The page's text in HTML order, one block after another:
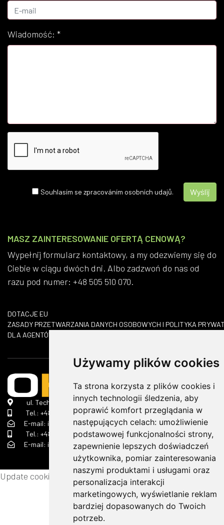
Używamy plików cookies
Ta strona korzysta z plików cookies i
innych technologii śledzenia, aby
poprawić komfort przeglądania w
następujących celach: umożliwienie
podstawowej funkcjonalności strony,
zapewnienie lepszych doświadczeń
użytkownika, pomiar zainteresowania
naszymi produktami i usługami oraz
personalizacja interakcji
marketingowych, wyświetlanie reklam
bardziej dopasowanych do Twoich
potrzeb.
Wiadomość: *
Souhlasím se zpracováním osobních udajů.
MASZ ZAINTERESOWANIE OFERTĄ CENOWĄ?
Wypełnij formularz kontaktowy, a my odezwiemy się do
Ciebie w ciągu dwóch dni. Albo zadzwoń do nas od
razu pod numer: +48 505 510 070.
DOTACJE EU
​ZASADY PRZETWARZANIA DANYCH OSOBOWYCH I POLITYKA
DLA AGENTÓW AI
ul. Technologiczna 2 A, 45-839 Opole
Tel.: +48 690 368 322
E-mail: info(małpa)ok-strojservis.pl
Tel.: +48 505 510 070
E-mail: info(małpa)ok-strojservis.pl
Update cookies preferences